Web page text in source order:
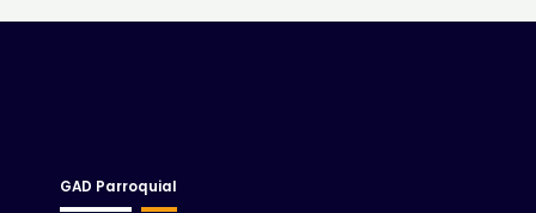
GAD Parroquial